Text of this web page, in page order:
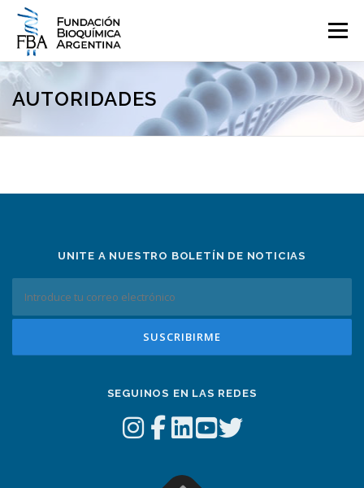
Saltar
contenido
Menú
QUIENES SOMOS PROGRAMAS EVENTOS COMUNICACIÓN
AUTORIDADES
UNITE A NUESTRO BOLETÍN DE NOTICIAS
SEGUINOS EN LAS REDES